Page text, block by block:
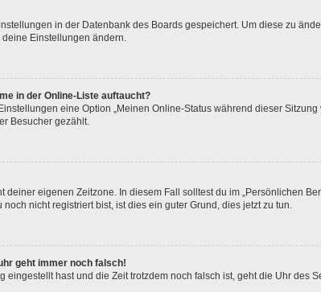
in der Datenbank des Boards gespeichert. Um diese zu
Einstellungen ändern.
in der Online-Liste auftaucht?
eine Option „Meinen Online-Status während dieser
Besucher gezählt.
eigenen Zeitzone. In diesem Fall solltest du im „Persönlichen
nicht registriert bist, ist dies ein guter Grund, dies jetzt zu tun.
geht immer noch falsch!
eingestellt hast und die Zeit trotzdem noch falsch ist, geht die Uhr